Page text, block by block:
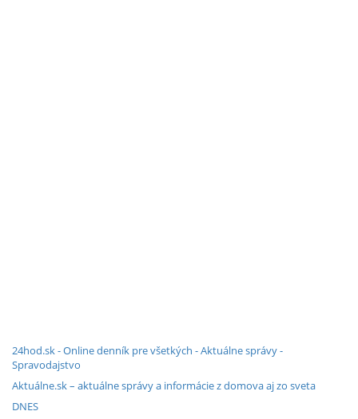
24hod.sk - Online denník pre všetkých - Aktuálne správy -
Spravodajstvo
Aktuálne.sk – aktuálne správy a informácie z domova aj zo sveta
DNES